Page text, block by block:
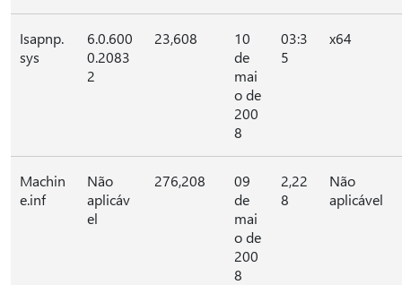
Isapnp.
sys
6.0.600
0.2083
2
23,608
10
de
mai
o de
200
8
03:3
5
x64
Machin
e.inf
Não
aplicáv
el
276,208
09
de
mai
o de
200
8
2,22
8
Não
aplicável